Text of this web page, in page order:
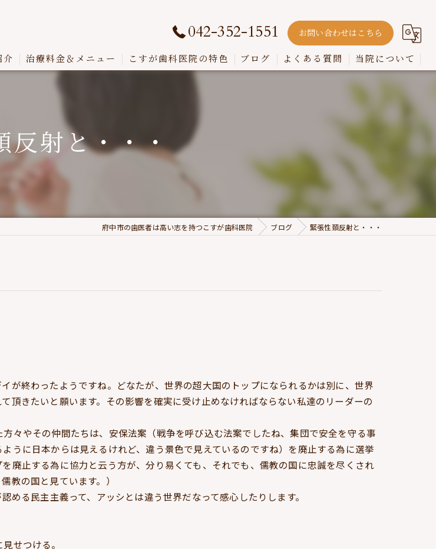
042-352-1551 お問い合わせはこちら
介 治療料金＆メニュー こすが歯科医院の特色 ブログ よくある質問 当院について
インプラント
入れ歯
歯周病
虫歯
反射と・・・
府中市の歯医者は高い志を持つこすが歯科医院 ブログ 緊張性頚反射と・・・
が終わったようですね。どなたが、世界の超大国のトップになられるかは別に、世界
頂きたいと願います。その影響を確実に受け止めなければならない私達のリーダーの
々やその仲間たちは、安保法案（戦争を呼び込む法案でしたね、集団で安全を守る事
うに日本からは見えるけれど、違う景色で見えているのですね）を廃止する為に選挙
廃止する為に協力と云う方が、分り易くても、それでも、儒教の国に忠誠を尽くされ
教の国と見ています。）
る民主主義って、アッシとは違う世界だなって感心したりします。
せつける。